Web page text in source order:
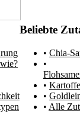
Beliebte
Chia-
Alle